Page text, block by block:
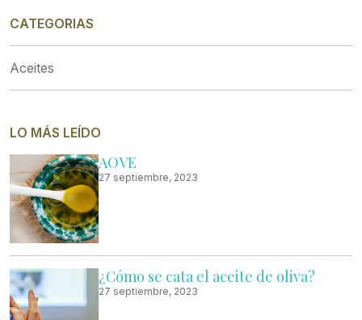
CATEGORIAS
Aceites
LO MÁS LEÍDO
AOVE
27 septiembre, 2023
¿Cómo se cata el aceite de oliva?
27 septiembre, 2023